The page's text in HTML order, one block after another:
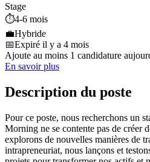
Stage
⏱️4-6 mois
💼Hybride
📅Expiré il y a 4 mois
Ajoute au moins 1 candidature
En savoir plus
Description du poste
Pour ce poste, nous recherchons un
Morning ne se contente pas de créer
explorons de nouvelles manières de
intrapreneuriat, nous lançons et